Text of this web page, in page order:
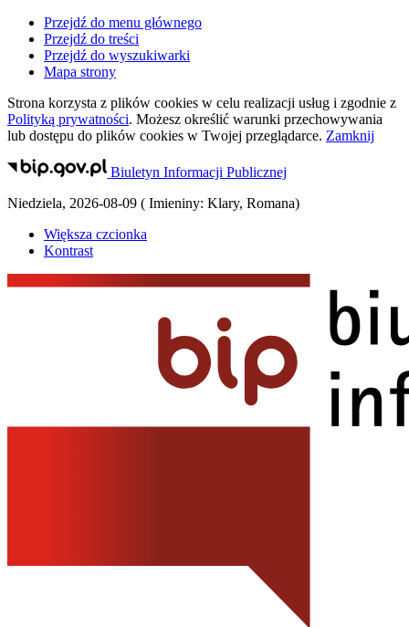
Przejdź do menu głównego
Przejdź do treści
Przejdź do wyszukiwarki
Mapa strony
Strona korzysta z plików cookies w celu realizacji usług i zgodnie z
Polityką prywatności. Możesz określić warunki przechowywania
lub dostępu do plików cookies w Twojej przeglądarce. Zamknij
Biuletyn Informacji Publicznej
Niedziela, 2026-08-09 ( Imieniny: Klary, Romana)
Większa czcionka
Kontrast